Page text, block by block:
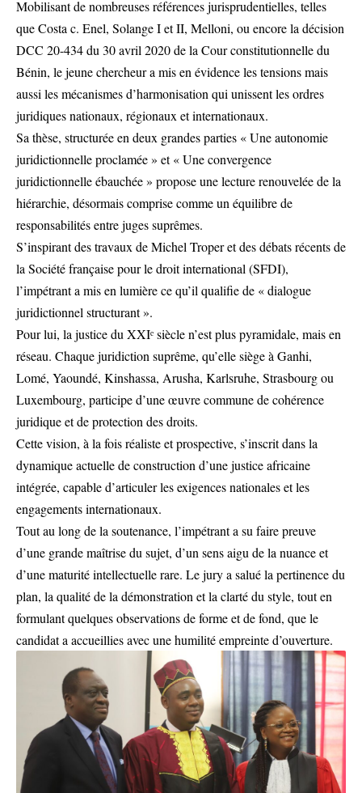
Mobilisant de nombreuses références jurisprudentielles, telles
que Costa c. Enel, Solange I et II, Melloni, ou encore la décision
DCC 20-434 du 30 avril 2020 de la Cour constitutionnelle du
Bénin, le jeune chercheur a mis en évidence les tensions mais
aussi les mécanismes d’harmonisation qui unissent les ordres
juridiques nationaux, régionaux et internationaux.
Sa thèse, structurée en deux grandes parties « Une autonomie
juridictionnelle proclamée » et « Une convergence
juridictionnelle ébauchée » propose une lecture renouvelée de la
hiérarchie, désormais comprise comme un équilibre de
responsabilités entre juges suprêmes.
S’inspirant des travaux de Michel Troper et des débats récents de
la Société française pour le droit international (SFDI),
l’impétrant a mis en lumière ce qu’il qualifie de « dialogue
juridictionnel structurant ».
Pour lui, la justice du XXIᵉ siècle n’est plus pyramidale, mais en
réseau. Chaque juridiction suprême, qu’elle siège à Ganhi,
Lomé, Yaoundé, Kinshassa, Arusha, Karlsruhe, Strasbourg ou
Luxembourg, participe d’une œuvre commune de cohérence
juridique et de protection des droits.
Cette vision, à la fois réaliste et prospective, s’inscrit dans la
dynamique actuelle de construction d’une justice africaine
intégrée, capable d’articuler les exigences nationales et les
engagements internationaux.
Tout au long de la soutenance, l’impétrant a su faire preuve
d’une grande maîtrise du sujet, d’un sens aigu de la nuance et
d’une maturité intellectuelle rare. Le jury a salué la pertinence du
plan, la qualité de la démonstration et la clarté du style, tout en
formulant quelques observations de forme et de fond, que le
candidat a accueillies avec une humilité empreinte d’ouverture.